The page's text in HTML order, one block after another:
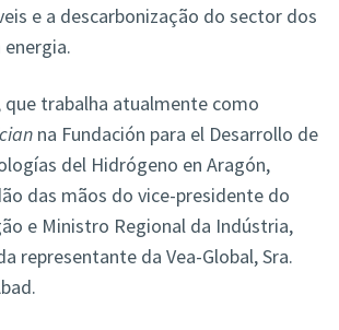
e a descarbonização do sector dos
trabalha atualmente como
na Fundación para el Desarrollo de
del Hidrógeno en Aragón,
das mãos do vice-presidente do
e Ministro Regional da Indústria,
representante da Vea-Global, Sra.